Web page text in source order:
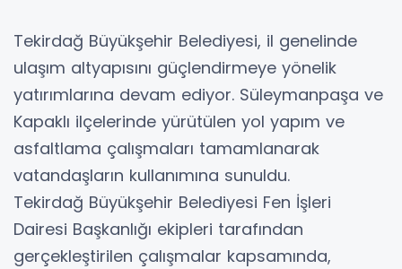
Tekirdağ Büyükşehir Belediyesi, il genelinde
ulaşım altyapısını güçlendirmeye yönelik
yatırımlarına devam ediyor. Süleymanpaşa ve
Kapaklı ilçelerinde yürütülen yol yapım ve
asfaltlama çalışmaları tamamlanarak
vatandaşların kullanımına sunuldu.
Tekirdağ Büyükşehir Belediyesi Fen İşleri
Dairesi Başkanlığı ekipleri tarafından
gerçekleştirilen çalışmalar kapsamında,